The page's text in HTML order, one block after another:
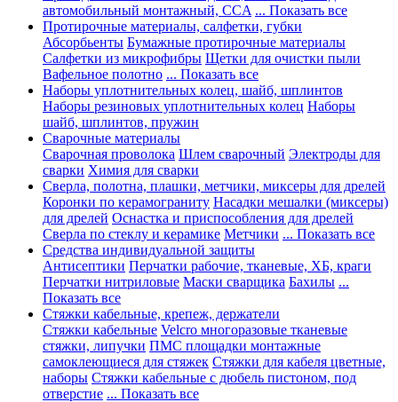
автомобильный монтажный, CCA ... Показать все
Протирочные материалы, салфетки, губки
Абсорбьенты Бумажные протирочные материалы
Салфетки из микрофибры Щетки для очистки пыли
Вафельное полотно ... Показать все
Наборы уплотнительных колец, шайб, шплинтов
Наборы резиновых уплотнительных колец Наборы
шайб, шплинтов, пружин
Сварочные материалы
Сварочная проволока Шлем сварочный Электроды для
сварки Химия для сварки
Сверла, полотна, плашки, метчики, миксеры для дрелей
Коронки по керамограниту Насадки мешалки (миксеры)
для дрелей Оснастка и приспособления для дрелей
Сверла по стеклу и керамике Метчики ... Показать все
Средства индивидуальной защиты
Антисептики Перчатки рабочие, тканевые, ХБ, краги
Перчатки нитриловые Маски сварщика Бахилы ...
Показать все
Стяжки кабельные, крепеж, держатели
Стяжки кабельные Velcro многоразовые тканевые
стяжки, липучки ПМС площадки монтажные
самоклеющиеся для стяжек Стяжки для кабеля цветные,
наборы Стяжки кабельные с дюбель пистоном, под
отверстие ... Показать все